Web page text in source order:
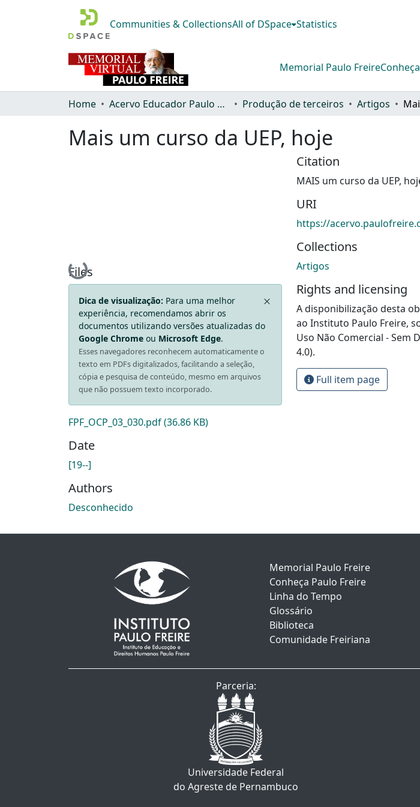
Communities & CollectionsAll of DSpace Statistics
Memorial Paulo Freire
Home Acervo Educador Paulo Freire Produção de terceiros Artigos
Mais um curso da UEP, hoje
Loading...
Files
Dica de visualização: Para uma melhor
experiência, recomendamos abrir os
documentos utilizando versões atualizadas do
Google Chrome ou Microsoft Edge.
Esses navegadores reconhecem automaticamente o
texto em PDFs digitalizados, facilitando a seleção,
cópia e pesquisa de conteúdo, mesmo em arquivos
que não possuem texto incorporado.
FPF_OCP_03_030.pdf(36.86 KB)
Date
[19--]
Authors
Desconhecido
Citation
MAIS um curso da UEP,
URI
https://
Collections
Artigos
Rights and licensing
A disponibilização desta
ao Instituto Paulo Freire,
Uso Não Comercial - Sem
4.0).
Full item page
Memorial Paulo Freire
Conheça Paulo Freire
Linha do Tempo
Glossário
Biblioteca
Comunidade Freiriana
Parceria:
Universidade Federal
do Agreste de Pernambuco